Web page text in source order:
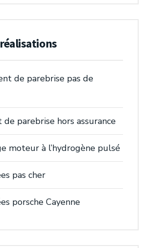
de parebrise pas de
de parebrise hors assurance
moteur à l’hydrogène pulsé
pas cher
porsche Cayenne